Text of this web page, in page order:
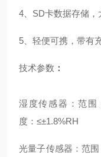
4、SD卡数据存储，
5、轻便可携，带有
技术参数 ：
湿度传感器：范围
度：≤±1.8%RH
光量子传感器：范围